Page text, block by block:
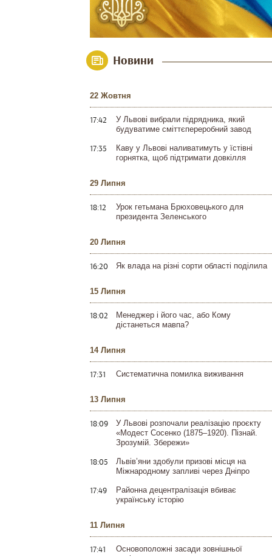
Новини
22 Жовтня
17:42
У Львові вибрали підрядника, який
будуватиме сміттєпереробний завод
17:35
Каву у Львові наливатимуть у їстівні
горнятка, щоб підтримати довкілля
29 Липня
18:12
Урок гетьмана Брюховецького для
президента Зеленського
20 Липня
16:20 Як влада на різні сорти області поділила
15 Липня
18:02
Менеджер і його час, або Кому
дістанеться мавпа?
14 Липня
17:31 Систематична помилка виживання
13 Липня
18:09
У Львові розпочали реалізацію проєкту
«Модест Сосенко (1875–1920). Пізнай.
Зрозумій. Збережи»
18:05
Львів’яни здобули призові місця на
Міжнародному запливі через Дніпро
17:49
Районна децентралізація вбиває
українську історію
11 Липня
17:41
Основоположні засади зовнішньої